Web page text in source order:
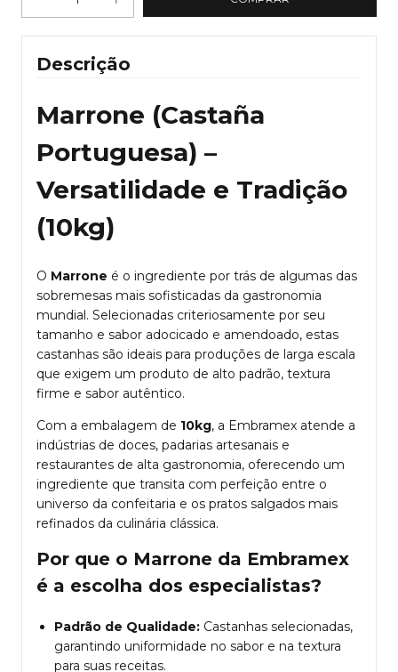
Descrição
Marrone (Castaña
Portuguesa) –
Versatilidade e Tradição
(10kg)
O Marrone é o ingrediente por trás de algumas das
sobremesas mais sofisticadas da gastronomia
mundial. Selecionadas criteriosamente por seu
tamanho e sabor adocicado e amendoado, estas
castanhas são ideais para produções de larga escala
que exigem um produto de alto padrão, textura
firme e sabor autêntico.
Com a embalagem de 10kg, a Embramex atende a
indústrias de doces, padarias artesanais e
restaurantes de alta gastronomia, oferecendo um
ingrediente que transita com perfeição entre o
universo da confeitaria e os pratos salgados mais
refinados da culinária clássica.
Por que o Marrone da Embramex
é a escolha dos especialistas?
Padrão de Qualidade: Castanhas selecionadas,
garantindo uniformidade no sabor e na textura
para suas receitas.